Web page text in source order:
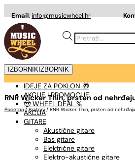
Email:info@musicwheel.hr
Products
search
IZBORNIK IZBORNIK
IDEJE ZA POKLON 🎁
AKCIJE I PROMOCIJE
🤠 WHEEL DEAL %
AKCIJA
GITARE
Akustične gitare
Bas gitare
Električne gitare
Elektro-akustične gitare
RNR Wicker Thin, prsten od
Početna / Prsteni / RNR Wicker Thin, prsten od